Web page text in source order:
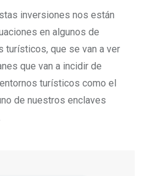
inversiones nos están
en algunos de
turísticos, que se van a ver
que van a incidir de
turísticos como el
de nuestros enclaves